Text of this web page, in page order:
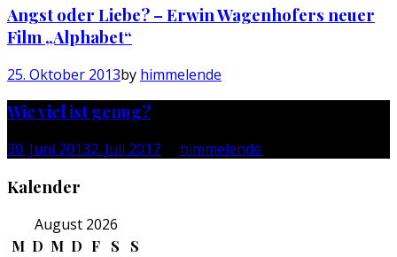
Angst oder Liebe? – Erwin Wagenhofers neuer
Film „Alphabet“
25. Oktober 2013by himmelende
Wie viel ist genug?
30. Juni 20132. Juli 2017 himmelende
Kalender
August 2026
M D M D F S S